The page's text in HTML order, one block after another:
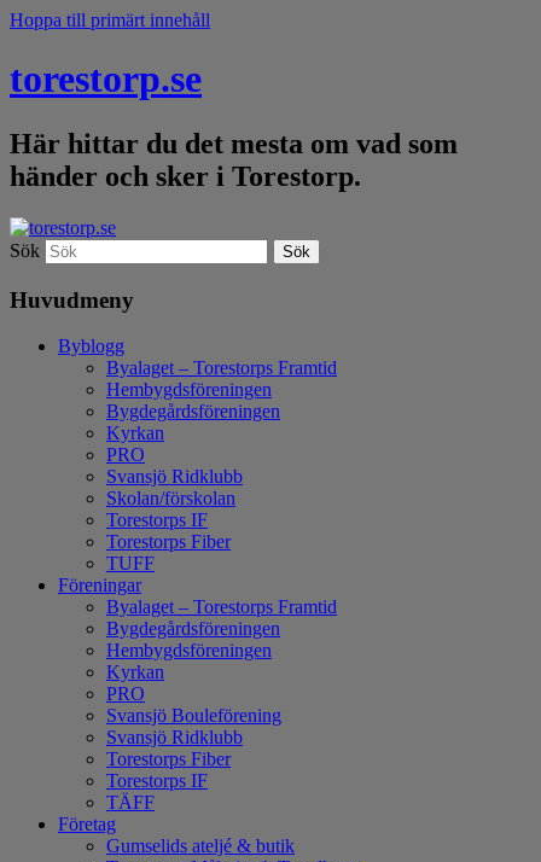
Hoppa till primärt innehåll
torestorp.se
Här hittar du det mesta om vad som
händer och sker i Torestorp.
Sök
Huvudmeny
Byblogg
Byalaget – Torestorps Framtid
Hembygdsföreningen
Bygdegårdsföreningen
Kyrkan
PRO
Svansjö Ridklubb
Skolan/förskolan
Torestorps IF
Torestorps Fiber
TUFF
Föreningar
Byalaget – Torestorps Framtid
Bygdegårdsföreningen
Hembygdsföreningen
Kyrkan
PRO
Svansjö Bouleförening
Svansjö Ridklubb
Torestorps Fiber
Torestorps IF
TÄFF
Företag
Gumselids ateljé & butik